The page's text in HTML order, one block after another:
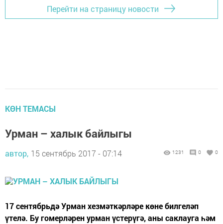
Перейти на страницу новости
КӨН ТЕМАСЫ
Урман – халык байлыгы
автор, 15 сентябрь 2017 - 07:14 1231 0 0
17 сентябрьдә Урман хезмәткәрләре көне билгеләп
үтелә. Бу гомерләрен урман үстерүгә, аны саклауга һәм